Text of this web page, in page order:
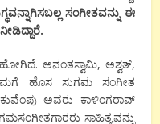
ಸಂಗೀತವನ್ನು ಈ
ಅನಂತಸ್ವಾಮಿ, ಅಶ್ವತ್,
ಹೊಸ ಸುಗಮ ಸಂಗೀತ
ಅವರು ಕಾಳಿಂಗರಾವ್
ಸಾಹಿತ್ಯವನ್ನು